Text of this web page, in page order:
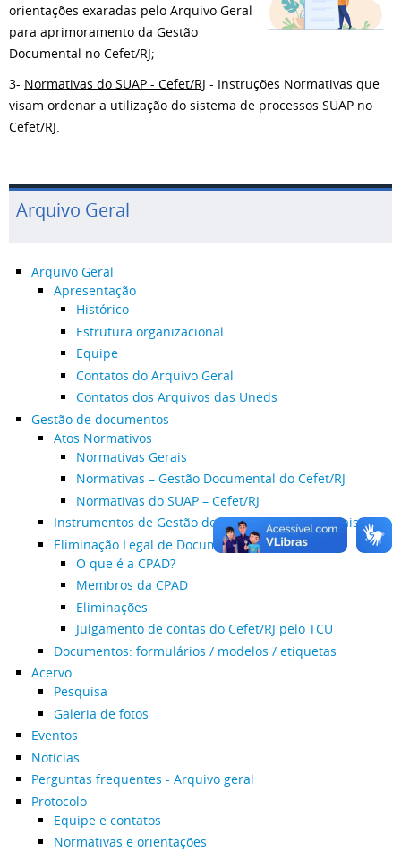
orientações exaradas pelo Arquivo Geral
para aprimoramento da Gestão
Documental no Cefet/RJ;
3- Normativas do SUAP - Cefet/RJ - Instruções Normativas que
visam ordenar a utilização do sistema de processos SUAP no
Cefet/RJ.
Arquivo Geral
Arquivo Geral
Apresentação
Histórico
Estrutura organizacional
Equipe
Contatos do Arquivo Geral
Contatos dos Arquivos das Uneds
Gestão de documentos
Atos Normativos
Normativas Gerais
Normativas – Gestão Documental do Cefet/RJ
Normativas do SUAP – Cefet/RJ
Instrumentos de Gestão de Documentos / Manuais
Eliminação Legal de Documentos
O que é a CPAD?
Membros da CPAD
Eliminações
Julgamento de contas do Cefet/RJ pelo TCU
Documentos: formulários / modelos / etiquetas
Acervo
Pesquisa
Galeria de fotos
Eventos
Notícias
Perguntas frequentes - Arquivo geral
Protocolo
Equipe e contatos
Normativas e orientações